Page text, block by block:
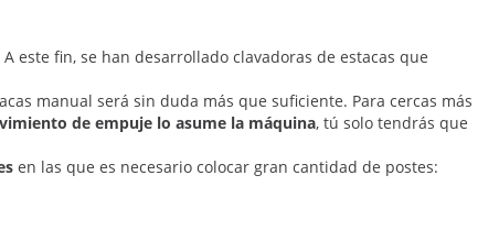
este fin, se han desarrollado clavadoras de estacas que
manual será sin duda más que suficiente. Para cercas más
de empuje lo asume la máquina, tú solo tendrás que
en las que es necesario colocar gran cantidad de postes: